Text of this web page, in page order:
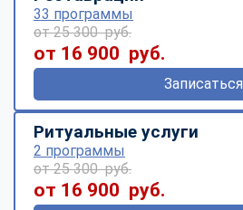
33 программы
от 25 300 руб.
от 16 900 руб.
Записаться
Ритуальные услуги
2 программы
от 25 300 руб.
от 16 900 руб.